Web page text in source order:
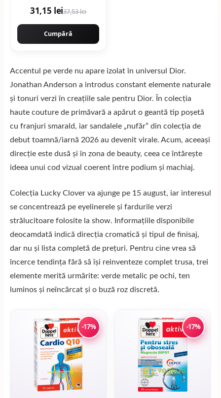
31,15 lei37,53 lei
Cumpără
Accentul pe verde nu apare izolat în universul Dior.
Jonathan Anderson a introdus constant elemente naturale
și tonuri verzi în creațiile sale pentru Dior. În colecția
haute couture de primăvară a apărut o geantă tip poșetă
cu franjuri smarald, iar sandalele „nufăr” din colecția de
debut toamnă/iarnă 2026 au devenit virale. Acum, aceeași
direcție este dusă și în zona de beauty, ceea ce întărește
ideea unui cod vizual coerent între podium și machiaj.
Colecția Lucky Clover va ajunge pe 15 august, iar interesul
se concentrează pe eyelinerele și fardurile verzi
strălucitoare folosite la show. Informațiile disponibile
deocamdată indică direcția cromatică și tipul de finisaj,
dar nu și lista completă de prețuri. Pentru cine vrea să
încerce tendința fără să își reinventeze complet trusa, trei
elemente merită urmărite: verde metalic pe ochi, ten
luminos și neîncărcat și o buză roz discretă.
-17% -17%